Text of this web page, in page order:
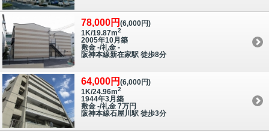
78,000円 (6,000円)
1K/19.87m2
2005年10月築
敷金 -/礼金 -
阪神本線新在家駅 徒歩8分
64,000円 (6,000円)
1K/24.96m2
1944年3月築
敷金 -/礼金 7万円
阪神本線石屋川駅 徒歩3分